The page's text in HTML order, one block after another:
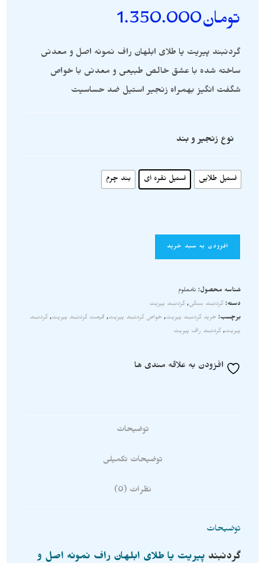
تومان1.350.000
گردنبند پیریت یا طلای ابلهان راف نمونه اصل و معدنی
ساخته شده با عشق خالص طبیعی و معدنی با خواص
شگفت انگیز بهمراه زنجیر استیل ضد حساسیت
نوع زنجیر و بند
استیل طلایی استیل نقره ای بند چرم
افزودن به سبد خرید
شناسه محصول: نامعلوم
دسته: گردنبند سنگی, گردنبند پیریت
برچسب: خرید گردنبند پیریت, خواص گردنبند پیریت, قیمت گردنبند پیریت, گردنبند
پیریت, گردنبند راف پیریت
افزودن به علاقه مندی ها
توضیحات
توضیحات تکمیلی
نظرات (0)
توضیحات
گردنبند پیریت یا طلای ابلهان راف نمونه اصل و